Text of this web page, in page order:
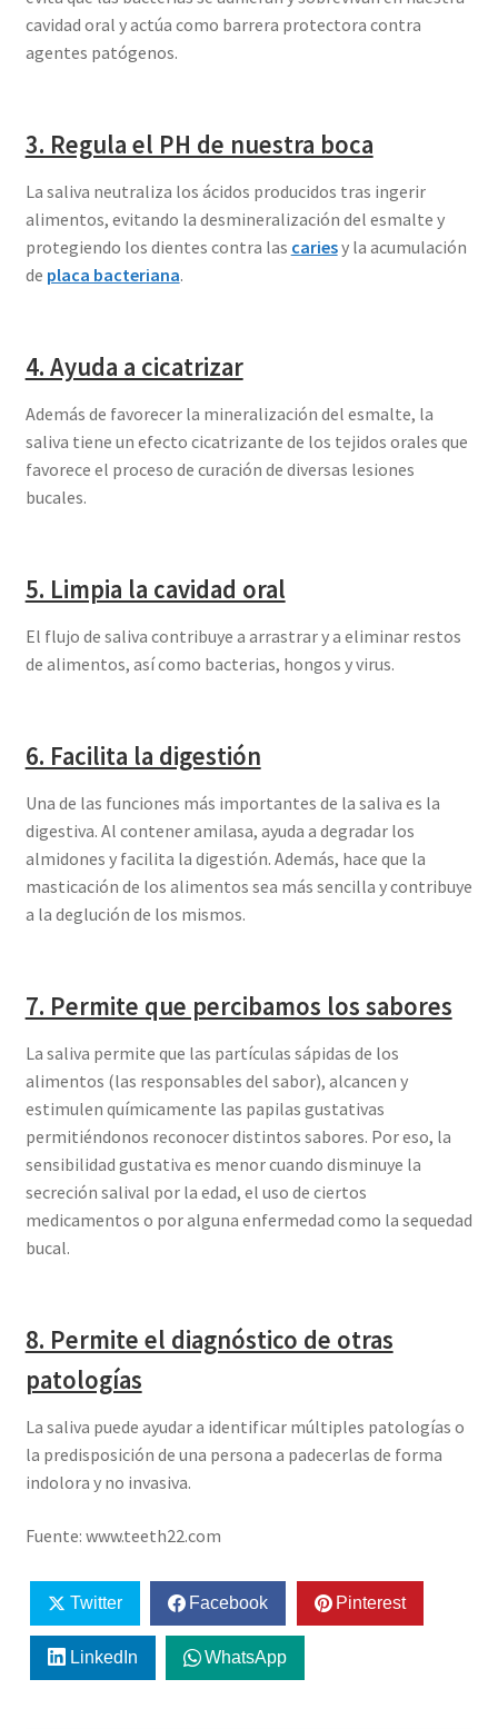
cavidad oral y actúa como barrera protectora contra
agentes patógenos.
3. Regula el PH de nuestra boca
La saliva neutraliza los ácidos producidos tras ingerir
alimentos, evitando la desmineralización del esmalte y
protegiendo los dientes contra las cariesy la acumulación
de placa bacteriana.
4. Ayuda a cicatrizar
Además de favorecer la mineralización del esmalte, la
saliva tiene un efecto cicatrizante de los tejidos orales que
favorece el proceso de curación de diversas lesiones
bucales.
5. Limpia la cavidad oral
El flujo de saliva contribuye a arrastrar y a eliminar restos
de alimentos, así como bacterias, hongos y virus.
6. Facilita la digestión
Una de las funciones más importantes de la saliva es la
digestiva. Al contener amilasa, ayuda a degradar los
almidones y facilita la digestión. Además, hace que la
masticación de los alimentos sea más sencilla y contribuye
a la deglución de los mismos.
7. Permite que percibamos los sabores
La saliva permite que las partículas sápidas de los
alimentos (las responsables del sabor), alcancen y
estimulen químicamente las papilas gustativas
permitiéndonos reconocer distintos sabores. Por eso, la
sensibilidad gustativa es menor cuando disminuye la
secreción salival por la edad, el uso de ciertos
medicamentos o por alguna enfermedad como la sequedad
bucal.
8. Permite el diagnóstico de otras
patologías
La saliva puede ayudar a identificar múltiples patologías o
la predisposición de una persona a padecerlas de forma
indolora y no invasiva.
Fuente: www.teeth22.com
Twitter Facebook Pinterest
LinkedIn WhatsApp